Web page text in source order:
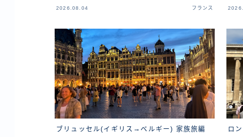
2026.08.04 フランス
ブリュッセル(イギリス→ベルギー) 家族旅編 ロ